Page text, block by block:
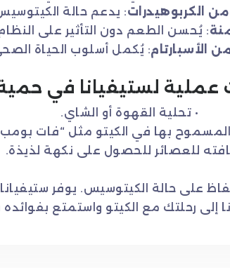
الكربوهيدرات: يدعم حالة
: يُحسن الطعم دون التأثير على
الأسبارتام: يُكمل أسلوب الحياة
عملية لستيفيانا في حمية
• تحلية القهوة أو الشاي.
بها في الكيتو مثل “فات
للعصائر للحصول على نكهة لذيذة.
على حالة الكيتوسيس. يوفر
إلى رحلتك مع الكيتو واستمتع